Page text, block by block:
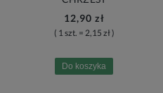
12,90 zł
( 1 szt. = 2,15 zł )
Do koszyka